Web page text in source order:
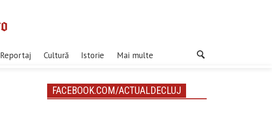
Reportaj Cultură Istorie Mai multe
FACEBOOK.COM/ACTUALDECLUJ